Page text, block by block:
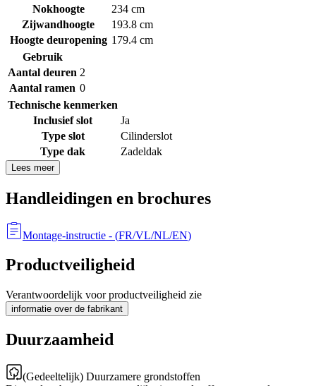
Nokhoogte
234 cm
Zijwandhoogte
193.8 cm
Hoogte deuropening 179.4 cm
Gebruik
Aantal deuren 2
Aantal ramen 0
Technische kenmerken
Inclusief slot
Ja
Type slot
Cilinderslot
Type dak
Zadeldak
Lees meer
Handleidingen en brochures
Montage-instructie - (FR/VL/NL/EN)
Productveiligheid
Verantwoordelijk voor productveiligheid zie
informatie over de fabrikant
Duurzaamheid
(Gedeeltelijk) Duurzamere grondstoffen